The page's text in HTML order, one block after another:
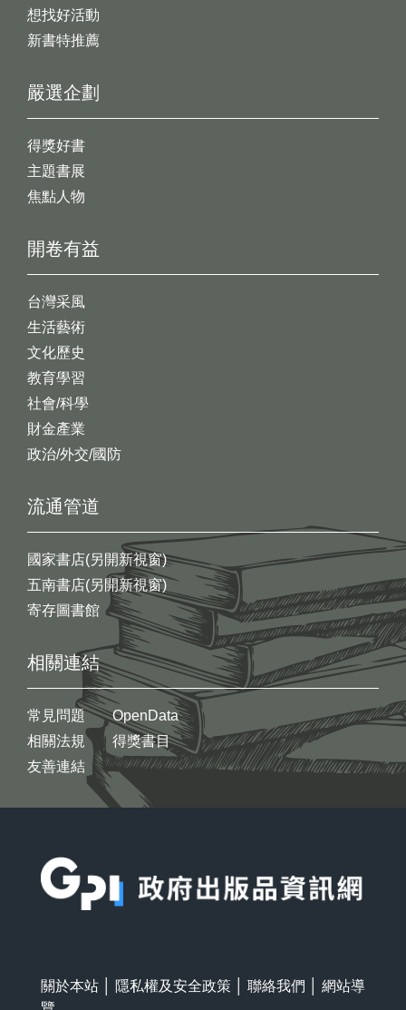
想找好活動
新書特推薦
開卷有益
台灣采風
生活藝術
文化歷史
教育學習
社會/科學
財金產業
政治/外交/國防
嚴選企劃
得獎好書
主題書展
焦點人物
流通管道
國家書店(另開新視窗)
五南書店(另開新視窗)
寄存圖書館
相關連結
常見問題
相關法規
友善連結
OpenData
得獎書目
關於本站 隱私權及安全政策 聯絡我們
網站導